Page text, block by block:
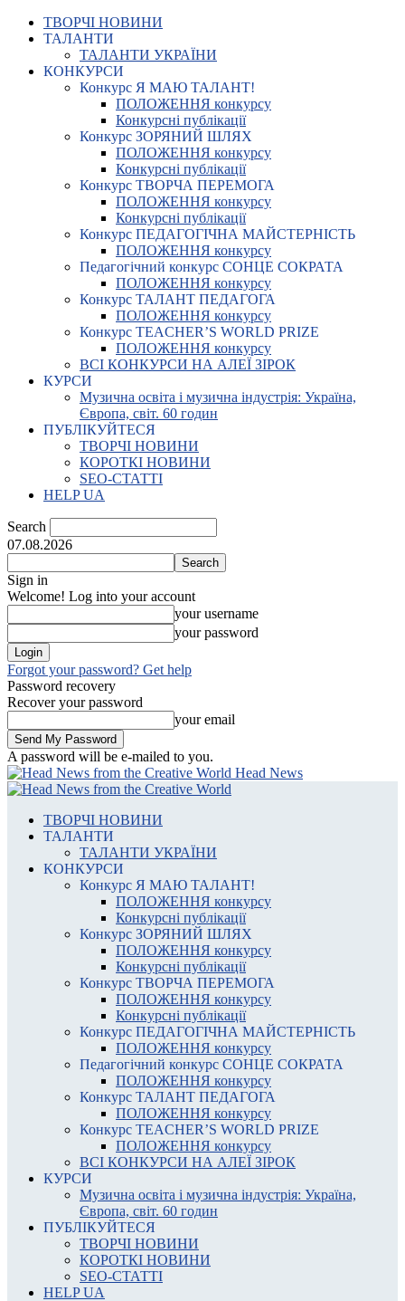
ТВОРЧІ НОВИНИ
ТАЛАНТИ
ТАЛАНТИ УКРАЇНИ
КОНКУРСИ
Конкурс Я МАЮ ТАЛАНТ!
ПОЛОЖЕННЯ конкурсу
Конкурсні публікації
Конкурс ЗОРЯНИЙ ШЛЯХ
ПОЛОЖЕННЯ конкурсу
Конкурсні публікації
Конкурс ТВОРЧА ПЕРЕМОГА
ПОЛОЖЕННЯ конкурсу
Конкурсні публікації
Конкурс ПЕДАГОГІЧНА МАЙСТЕРНІСТЬ
ПОЛОЖЕННЯ конкурсу
Педагогічний конкурс СОНЦЕ СОКРАТА
ПОЛОЖЕННЯ конкурсу
Конкурс ТАЛАНТ ПЕДАГОГА
ПОЛОЖЕННЯ конкурсу
Конкурс TEACHER’S WORLD PRIZE
ПОЛОЖЕННЯ конкурсу
ВСІ КОНКУРСИ НА АЛЕЇ ЗІРОК
КУРСИ
Музична освіта і музична індустрія: Україна,
Європа, світ. 60 годин
ПУБЛІКУЙТЕСЯ
ТВОРЧІ НОВИНИ
КОРОТКІ НОВИНИ
SEO-СТАТТІ
HELP UA
Search
07.08.2026
Sign in
Welcome! Log into your account
your username
your password
Forgot your password? Get help
Password recovery
Recover your password
your email
A password will be e-mailed to you.
Head News
ТВОРЧІ НОВИНИ
ТАЛАНТИ
ТАЛАНТИ УКРАЇНИ
КОНКУРСИ
Конкурс Я МАЮ ТАЛАНТ!
ПОЛОЖЕННЯ конкурсу
Конкурсні публікації
Конкурс ЗОРЯНИЙ ШЛЯХ
ПОЛОЖЕННЯ конкурсу
Конкурсні публікації
Конкурс ТВОРЧА ПЕРЕМОГА
ПОЛОЖЕННЯ конкурсу
Конкурсні публікації
Конкурс ПЕДАГОГІЧНА МАЙСТЕРНІСТЬ
ПОЛОЖЕННЯ конкурсу
Педагогічний конкурс СОНЦЕ СОКРАТА
ПОЛОЖЕННЯ конкурсу
Конкурс ТАЛАНТ ПЕДАГОГА
ПОЛОЖЕННЯ конкурсу
Конкурс TEACHER’S WORLD PRIZE
ПОЛОЖЕННЯ конкурсу
ВСІ КОНКУРСИ НА АЛЕЇ ЗІРОК
КУРСИ
Музична освіта і музична індустрія: Україна,
Європа, світ. 60 годин
ПУБЛІКУЙТЕСЯ
ТВОРЧІ НОВИНИ
КОРОТКІ НОВИНИ
SEO-СТАТТІ
HELP UA